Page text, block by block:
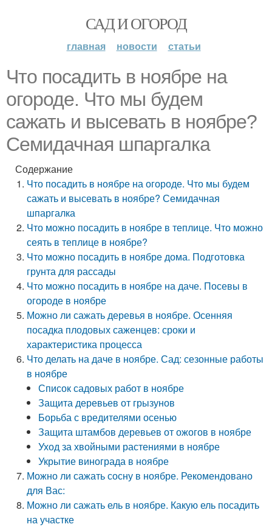
САД И ОГОРОД
главная новости статьи
Что посадить в ноябре на
огороде. Что мы будем
сажать и высевать в ноябре?
Семидачная шпаргалка
Содержание
Что посадить в ноябре на огороде. Что мы будем
сажать и высевать в ноябре? Семидачная
шпаргалка
Что можно посадить в ноябре в теплице. Что можно
сеять в теплице в ноябре?
Что можно посадить в ноябре дома. Подготовка
грунта для рассады
Что можно посадить в ноябре на даче. Посевы в
огороде в ноябре
Можно ли сажать деревья в ноябре. Осенняя
посадка плодовых саженцев: сроки и
характеристика процесса
Что делать на даче в ноябре. Сад: сезонные работы
в ноябре
Список садовых работ в ноябре
Защита деревьев от грызунов
Борьба с вредителями осенью
Защита штамбов деревьев от ожогов в ноябре
Уход за хвойными растениями в ноябре
Укрытие винограда в ноябре
Можно ли сажать сосну в ноябре. Рекомендовано
для Вас:
Можно ли сажать ель в ноябре. Какую ель посадить
на участке